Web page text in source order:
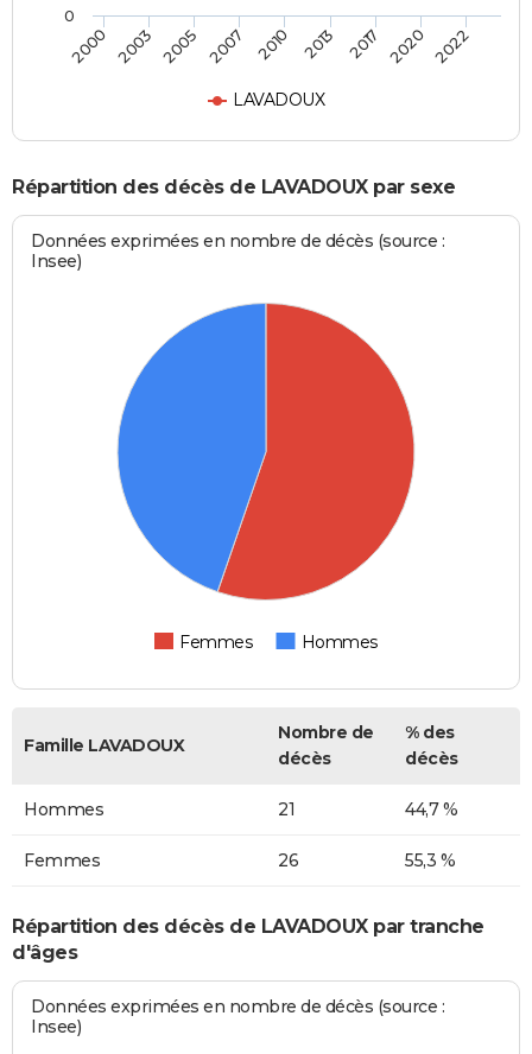
LAVADOUX
2000 2003 2005 2007 2010 2013 2017 2020 2022
0
Répartition des décès de LAVADOUX par sexe
Données exprimées en nombre de décès (source :
Insee)
Femmes Hommes
Famille LAVADOUX
Nombre de
décès
% des
décès
Hommes 21 44,7 %
Femmes 26 55,3 %
Répartition des décès de LAVADOUX par tranche
d'âges
Données exprimées en nombre de décès (source :
Insee)